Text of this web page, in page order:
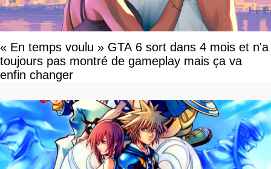
« En temps voulu » GTA 6 sort dans 4 mois et n'a
toujours pas montré de gameplay mais ça va
enfin changer